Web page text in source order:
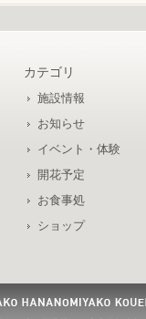
カテゴリ
施設情報
お知らせ
イベント・体験
開花予定
お食事処
ショップ